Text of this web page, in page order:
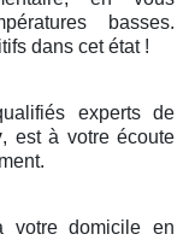
basses.
dans cet état !
experts de
, est à votre écoute
votre domicile en